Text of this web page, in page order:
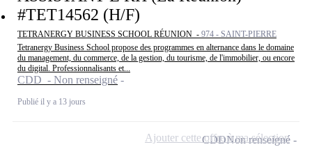
#TET14562 (H/F)
TETRANERGY BUSINESS SCHOOL RÉUNION - 974 - SAINT-PIERRE
Tetranergy Business School propose des programmes en alternance dans le domaine
du management, du commerce, de la gestion, du tourisme, de l'immobilier, ou encore
du digital. Professionnalisants et...
CDD - Non renseigné
Publié il y a 13 jours
CDDNon renseigné
Ajouter cette offre à ma sélection